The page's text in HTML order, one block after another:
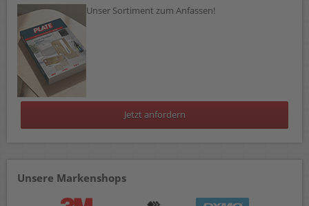
Unser Sortiment zum Anfassen!
Jetzt anfordern
Unsere Markenshops